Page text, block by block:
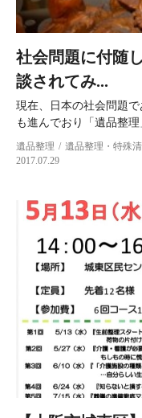
社会問題に付随
談されてみ...
現在、日本の社会問題
も進んでおり「遺品整
遺品整理
遺品整理・特殊
2017.07.29